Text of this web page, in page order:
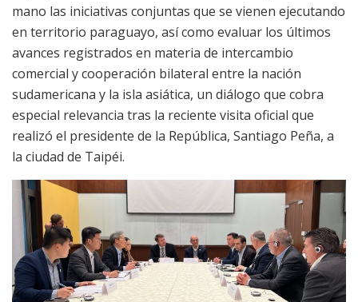
mano las iniciativas conjuntas que se vienen ejecutando
en territorio paraguayo, así como evaluar los últimos
avances registrados en materia de intercambio
comercial y cooperación bilateral entre la nación
sudamericana y la isla asiática, un diálogo que cobra
especial relevancia tras la reciente visita oficial que
realizó el presidente de la República, Santiago Peña, a
la ciudad de Taipéi.